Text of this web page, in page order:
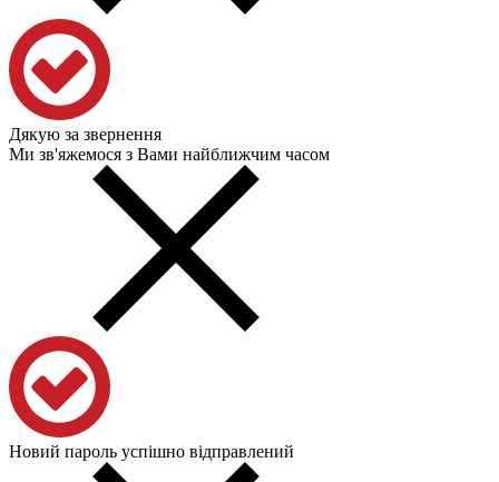
Дякую за звернення
Ми зв'яжемося з Вами найближчим часом
Новий пароль успішно відправлений